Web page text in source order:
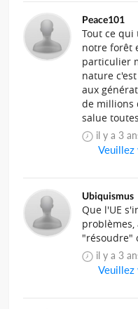
Peace101
Tout ce qui
notre forêt
particulier
nature
aux
de millions
salue
il y a 3
Veuillez
Ubiquismus
Que l'UE
problèmes,
"résoudre"
il y a 3
Veuillez